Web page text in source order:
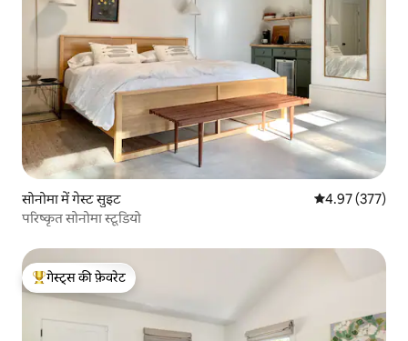
सोनोमा में गेस्ट सुइट औसत रेटिंग 5 में से
4.97 (377)
परिष्कृत सोनोमा स्टूडियो
गेस्ट्स का टॉप फ़ेवरेट
गेस्ट्स की फ़ेवरेट